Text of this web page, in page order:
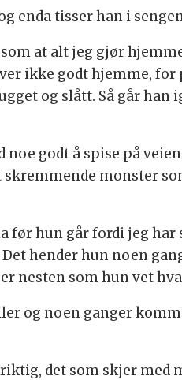
enda tisser han i
at alt jeg gjør
ikke godt hjemme,
og slått. Så går
godt å spise på
monster
hun går fordi jeg har
hender hun noen
nesten som hun vet
og noen ganger
det som skjer med